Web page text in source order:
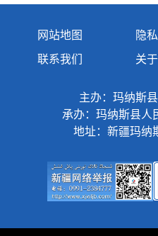
酒类流通、再生资源流
管理。
（六）承担组织实施
要生产资料流通管理的责
商品供应状况，调查分析
预警和信息引导；按分工
网站地图 隐
联系我们
关
主办：玛纳斯
承办：玛纳斯县人
地址：新疆玛纳